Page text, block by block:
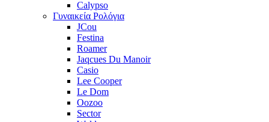
Calypso
Γυναικεία Ρολόγια
JCou
Festina
Roamer
Jaqcues Du Manoir
Casio
Lee Cooper
Le Dom
Oozoo
Sector